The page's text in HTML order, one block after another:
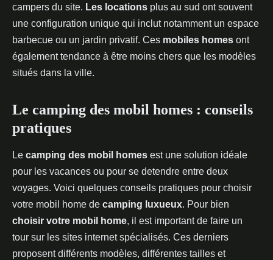
campers du site. Les locations plus au sud ont souvent
une configuration unique qui inclut notamment un espace
barbecue ou un jardin privatif. Ces mobiles homes ont
également tendance à être moins chers que les modèles
situés dans la ville.
Le camping des mobil homes : conseils
pratiques
Le camping des mobil homes est une solution idéale
pour les vacances ou pour se detendre entre deux
voyages. Voici quelques conseils pratiques pour choisir
votre mobil home de camping luxueux. Pour bien
choisir votre mobil home, il est important de faire un
tour sur les sites internet spécialisés. Ces derniers
proposent différents modèles, différentes tailles et